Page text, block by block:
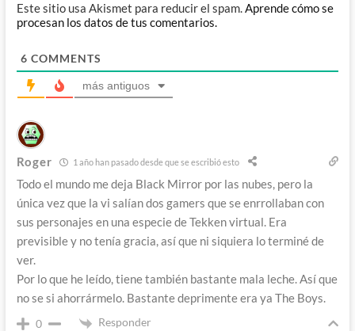
Este sitio usa Akismet para reducir el spam.Aprende cómo se
procesan los datos de tus comentarios.
6 COMMENTS
más antiguos
Roger 1 año han pasado desde que se escribió esto
Todo el mundo me deja Black Mirror por las nubes, pero la
única vez que la vi salían dos gamers que se enrrollaban con
sus personajes en una especie de Tekken virtual. Era
previsible y no tenía gracia, así que ni siquiera lo terminé de
ver.
Por lo que he leído, tiene también bastante mala leche. Así que
no se si ahorrármelo. Bastante deprimente era ya The Boys.
0 Responder